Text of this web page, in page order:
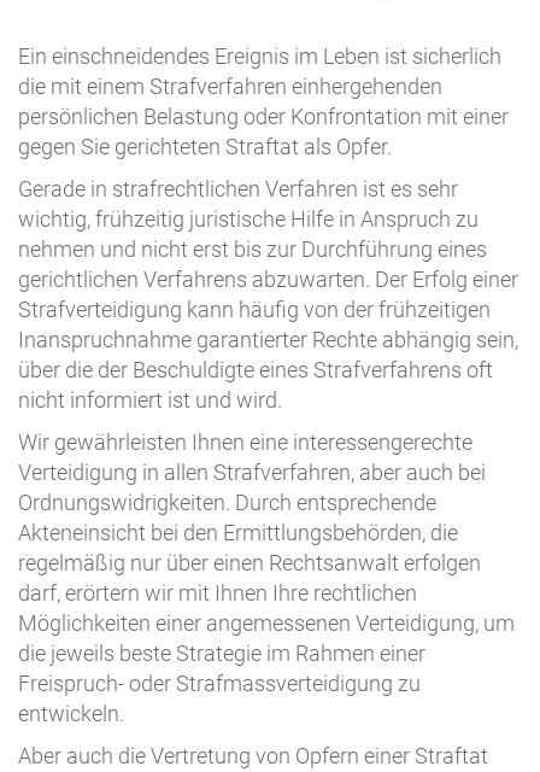
Ein einschneidendes Ereignis im Leben ist sicherlich
die mit einem Strafverfahren einhergehenden
persönlichen Belastung oder Konfrontation mit einer
gegen Sie gerichteten Straftat als Opfer.
Gerade in strafrechtlichen Verfahren ist es sehr
wichtig, frühzeitig juristische Hilfe in Anspruch zu
nehmen und nicht erst bis zur Durchführung eines
gerichtlichen Verfahrens abzuwarten. Der Erfolg einer
Strafverteidigung kann häufig von der frühzeitigen
Inanspruchnahme garantierter Rechte abhängig sein,
über die der Beschuldigte eines Strafverfahrens oft
nicht informiert ist und wird.
Wir gewährleisten Ihnen eine interessengerechte
Verteidigung in allen Strafverfahren, aber auch bei
Ordnungswidrigkeiten. Durch entsprechende
Akteneinsicht bei den Ermittlungsbehörden, die
regelmäßig nur über einen Rechtsanwalt erfolgen
darf, erörtern wir mit Ihnen Ihre rechtlichen
Möglichkeiten einer angemessenen Verteidigung, um
die jeweils beste Strategie im Rahmen einer
Freispruch- oder Strafmassverteidigung zu
entwickeln.
Aber auch die Vertretung von Opfern einer Straftat